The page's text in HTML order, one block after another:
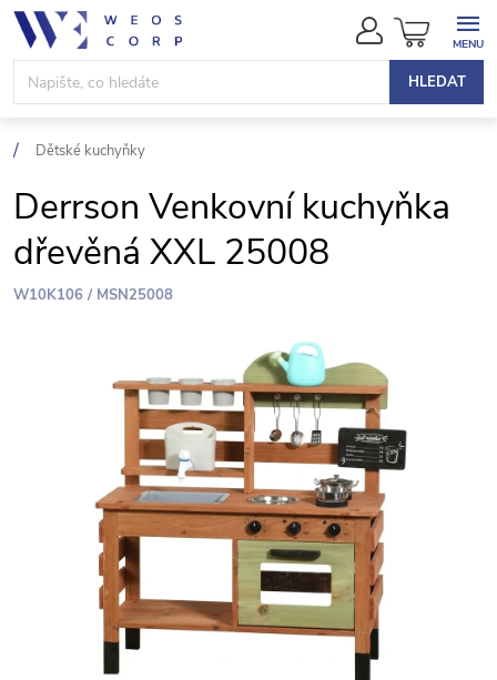
Přejít
obsah
HLEDAT
NÁKUPNÍ
KOŠÍK
Dětské kuchyňky
Derrson Venkovní kuchyňka
dřevěná XXL 25008
W10K106 / MSN25008